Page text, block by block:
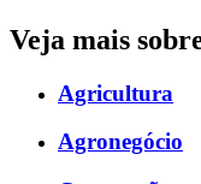
Veja mais
Agricultura
Agronegócio